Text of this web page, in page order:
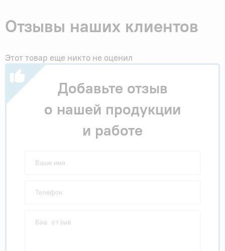
Отзывы наших клиентов
Этот товар еще никто не оценил
Добавьте отзыв
о нашей продукции
и работе